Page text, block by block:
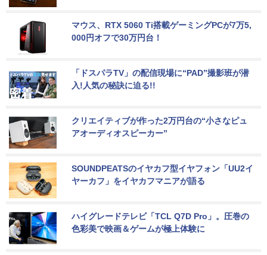
マウス、RTX 5060 Ti搭載ゲーミングPCが7万5,
000円オフで30万円台！
「ドスパラTV」の配信現場に“PAD”撮影班が潜
入!人気の秘訣に迫る!!
クリエイティブが作った2万円台の“小さなピュ
アオーディオスピーカー”
SOUNDPEATSのイヤカフ型イヤフォン「UU2イ
ヤーカフ」をイヤカフマニアが語る
ハイグレードテレビ「TCL Q7D Pro」。圧巻の
色彩美で映画＆ゲームが極上体験に